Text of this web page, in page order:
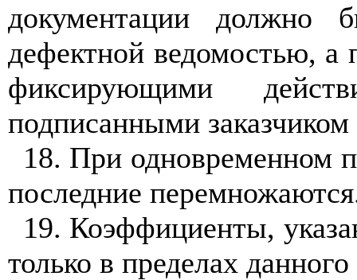
документации должно
дефектной ведомостью, а
фиксирующими
подписанными
18. При одновременном
последние перемножаютс
19. Коэффициенты,
только в пределах